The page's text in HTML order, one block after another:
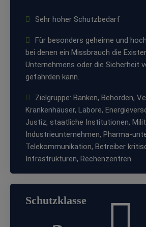
Sehr hoher Schutzbedarf
Für besonders geheime und
bei denen ein Missbrauch die
Unternehmens oder die Sicherheit
gefährden kann.
Zielgruppe: Banken, Behörden,
Krankenhäuser, Labore,
Justiz, staatliche Institutionen,
Industrieunternehmen, Pharma-
Telekommunikation, Betreiber
Infrastrukturen, Rechenzentren.
Schutzklasse